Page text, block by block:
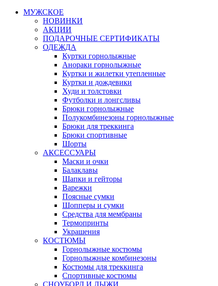
МУЖСКОЕ
НОВИНКИ
АКЦИИ
ПОДАРОЧНЫЕ СЕРТИФИКАТЫ
ОДЕЖДА
Куртки горнолыжные
Анораки горнолыжные
Куртки и жилетки утепленные
Куртки и дождевики
Худи и толстовки
Футболки и лонгсливы
Брюки горнолыжные
Полукомбинезоны горнолыжные
Брюки для треккинга
Брюки спортивные
Шорты
АКСЕССУАРЫ
Маски и очки
Балаклавы
Шапки и гейторы
Варежки
Поясные сумки
Шопперы и сумки
Средства для мембраны
Термопринты
Украшения
КОСТЮМЫ
Горнолыжные костюмы
Горнолыжные комбинезоны
Костюмы для треккинга
Спортивные костюмы
СНОУБОРД И ЛЫЖИ